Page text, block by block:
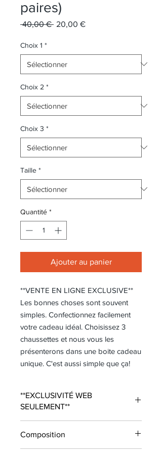
paires)
40,00 € Prix
20,00 €Prix
Choix 1 *
Choix 2 *
Choix 3 *
Taille *
Quantité *
Ajouter au panier
**VENTE EN LIGNE EXCLUSIVE**
Les bonnes choses sont souvent
simples. Confectionnez facilement
votre cadeau idéal. Choisissez 3
chaussettes et nous vous les
présenterons dans une boite cadeau
unique. C'est aussi simple que ça!
**EXCLUSIVITÉ WEB
SEULEMENT**
simples. Confectionnez facilement
votre cadeau idéal. Choisissez 3
Composition